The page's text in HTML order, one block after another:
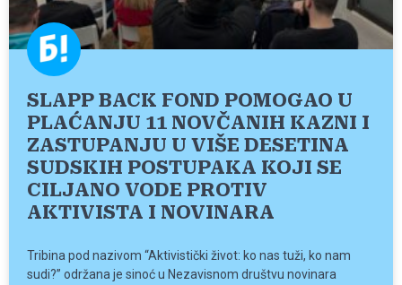
SLAPP BACK FOND POMOGAO U
PLAĆANJU 11 NOVČANIH KAZNI I
ZASTUPANJU U VIŠE DESETINA
SUDSKIH POSTUPAKA KOJI SE
CILJANO VODE PROTIV
AKTIVISTA I NOVINARA
Tribina pod nazivom “Aktivistički život: ko nas tuži, ko nam
sudi?” održana je sinoć u Nezavisnom društvu novinara